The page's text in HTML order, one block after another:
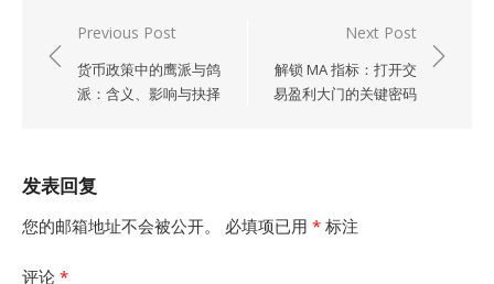
章
Previous Post
货币政策中的鹰派与鸽
派：含义、影响与抉择
Next Post
解锁 MA 指标：打开交
易盈利大门的关键密码
发表回复
您的邮箱地址不会被公开。
必填项已用 * 标注
评论 *